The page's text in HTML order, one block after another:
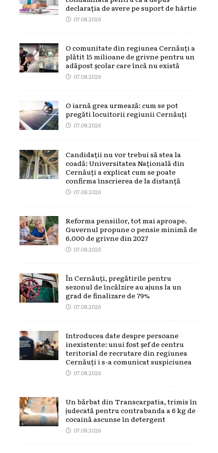
declarația de avere pe suport de hârtie
07.08.2026
O comunitate din regiunea Cernăuți a
plătit 15 milioane de grivne pentru un
adăpost școlar care încă nu există
07.08.2026
O iarnă grea urmează: cum se pot
pregăti locuitorii regiunii Cernăuți
07.08.2026
Candidații nu vor trebui să stea la
coadă: Universitatea Națională din
Cernăuți a explicat cum se poate
confirma înscrierea de la distanță
07.08.2026
Reforma pensiilor, tot mai aproape.
Guvernul propune o pensie minimă de
6.000 de grivne din 2027
07.08.2026
În Cernăuți, pregătirile pentru
sezonul de încălzire au ajuns la un
grad de finalizare de 79%
07.08.2026
Introducea date despre persoane
inexistente: unui fost șef de centru
teritorial de recrutare din regiunea
Cernăuți i s-a comunicat suspiciunea
07.08.2026
Un bărbat din Transcarpatia, trimis în
judecată pentru contrabanda a 6 kg de
cocaină ascunse în detergent
07.08.2026